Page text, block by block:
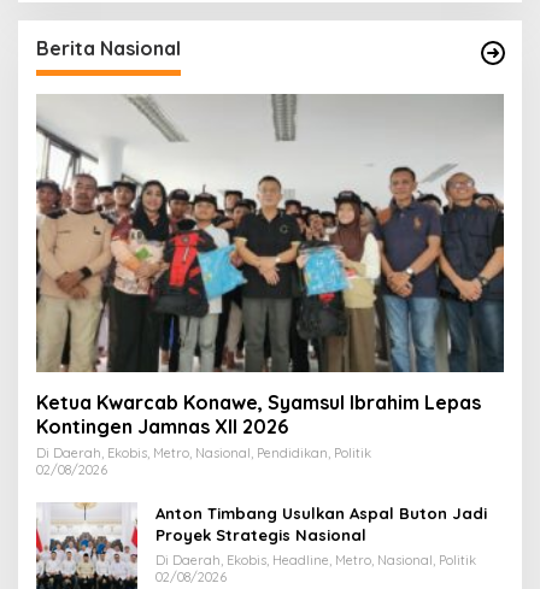
Berita Nasional
Ketua Kwarcab Konawe, Syamsul Ibrahim Lepas
Kontingen Jamnas XII 2026
Di Daerah, Ekobis, Metro, Nasional, Pendidikan, Politik
02/08/2026
Anton Timbang Usulkan Aspal Buton Jadi
Proyek Strategis Nasional
Di Daerah, Ekobis, Headline, Metro, Nasional, Politik
02/08/2026